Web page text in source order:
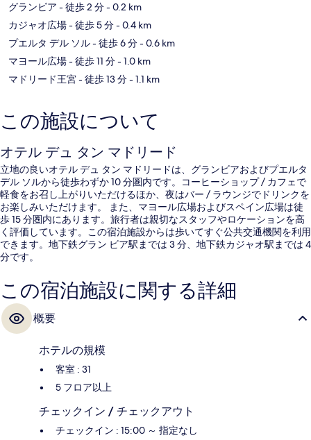
グランビア - 徒歩 2 分- 0.2 km
カジャオ広場- 徒歩 5 分- 0.4 km
プエルタ デル ソル- 徒歩 6 分- 0.6 km
マヨール広場- 徒歩 11 分- 1.0 km
マドリード王宮- 徒歩 13 分- 1.1 km
この施設について
オテル デュ タン マドリード
立地の良いオテル デュ タン マドリードは、グランビアおよびプエルタ
デル ソルから徒歩わずか 10 分圏内です。コーヒーショップ / カフェで
軽食をお召し上がりいただけるほか、夜はバー / ラウンジでドリンクを
お楽しみいただけます。 また、マヨール広場およびスペイン広場は徒
歩 15 分圏内にあります。旅行者は親切なスタッフやロケーションを高
く評価しています。この宿泊施設からは歩いてすぐ公共交通機関を利用
できます。地下鉄グラン ビア駅までは 3 分、地下鉄カジャオ駅までは 4
分です。
この宿泊施設に関する詳細
概要
ホテルの規模
客室 : 31
5 フロア以上
チェックイン / チェックアウト
チェックイン : 15:00 ～ 指定なし